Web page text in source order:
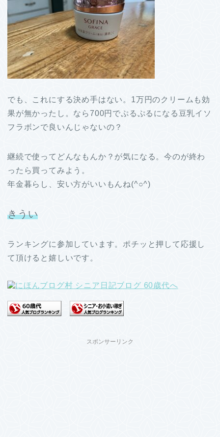
でも、これにする決め手はない。1万円のクリームも効
果が無かったし。なら700円でぷるぷるになる豆乳イソ
フラボンで良いんじゃないの？
継続で使ってどんなもんか？が気になる。今のが終わ
ったら買ってみよう。
年金暮らし、安い方がいいもんね(^○^)
きうい
ランキングに参加しています。ポチッと押して応援し
て頂けると嬉しいです。
スポンサーリンク